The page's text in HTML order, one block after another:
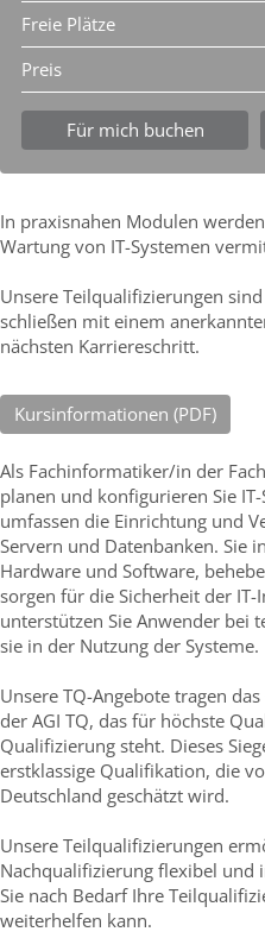
Freie Plätze
Preis
Für mich buchen
In praxisnahen Modulen
Wartung von IT-Systemen
Unsere Teilqualifizierungen
schließen mit einem
nächsten Karriereschritt.
Kursinformationen (PDF)
Als Fachinformatiker/in der
planen und konfigurieren Sie
umfassen die Einrichtung und
Servern und Datenbanken. Sie
Hardware und Software,
sorgen für die Sicherheit der
unterstützen Sie Anwender bei
sie in der Nutzung der Systeme.
Unsere TQ-Angebote tragen das
der AGI TQ, das für höchste
Qualifizierung steht. Dieses
erstklassige Qualifikation, die
Deutschland geschätzt wird.
Unsere Teilqualifizierungen
Nachqualifizierung flexibel und
Sie nach Bedarf Ihre
weiterhelfen kann.